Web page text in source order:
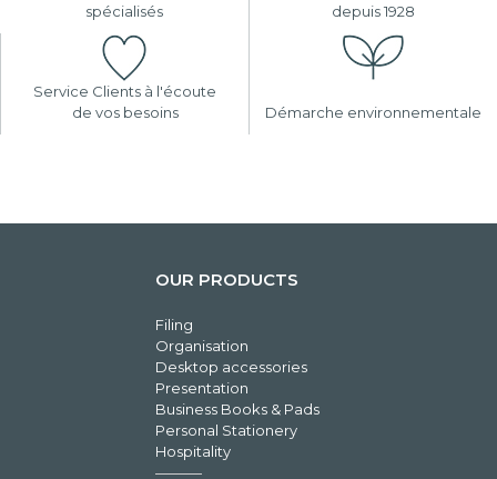
spécialisés
depuis 1928
Service Clients à l'écoute
de vos besoins
Démarche environnementale
OUR PRODUCTS
Filing
Organisation
Desktop accessories
Presentation
Business Books & Pads
Personal Stationery
Hospitality